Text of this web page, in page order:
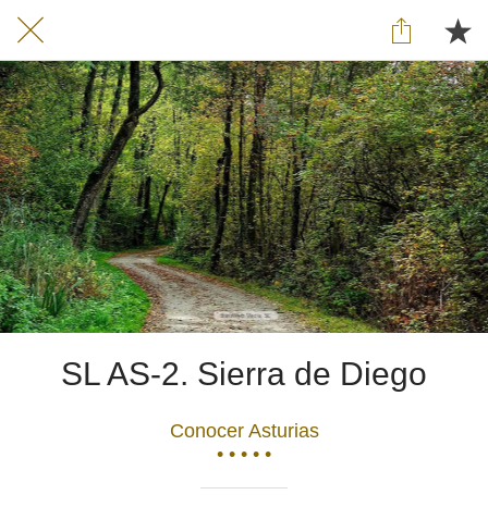
SL AS-2. Sierra de Diego
Conocer Asturias
• • • • •